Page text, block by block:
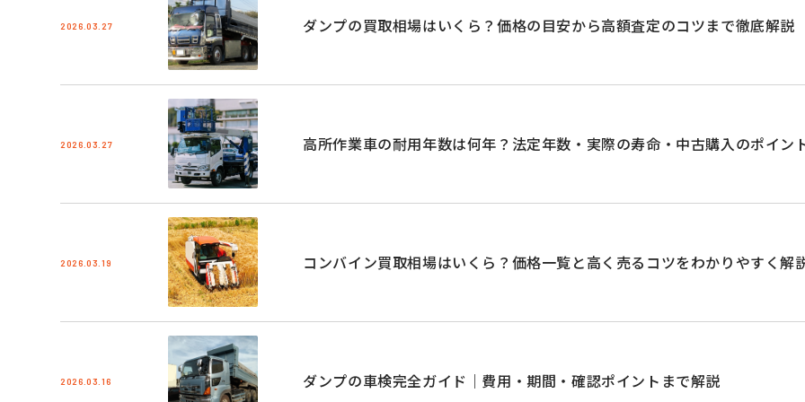
2026.03.27 ダンプの買取相場はいくら？価格の目安から高額査定のコツまで徹底解説
2026.03.27 高所作業車の耐用年数は何年？法定年数・実際の寿命・中古購入のポイン
2026.03.19 コンバイン買取相場はいくら？価格一覧と高く売るコツをわかりやすく解
2026.03.16 ダンプの車検完全ガイド｜費用・期間・確認ポイントまで解説